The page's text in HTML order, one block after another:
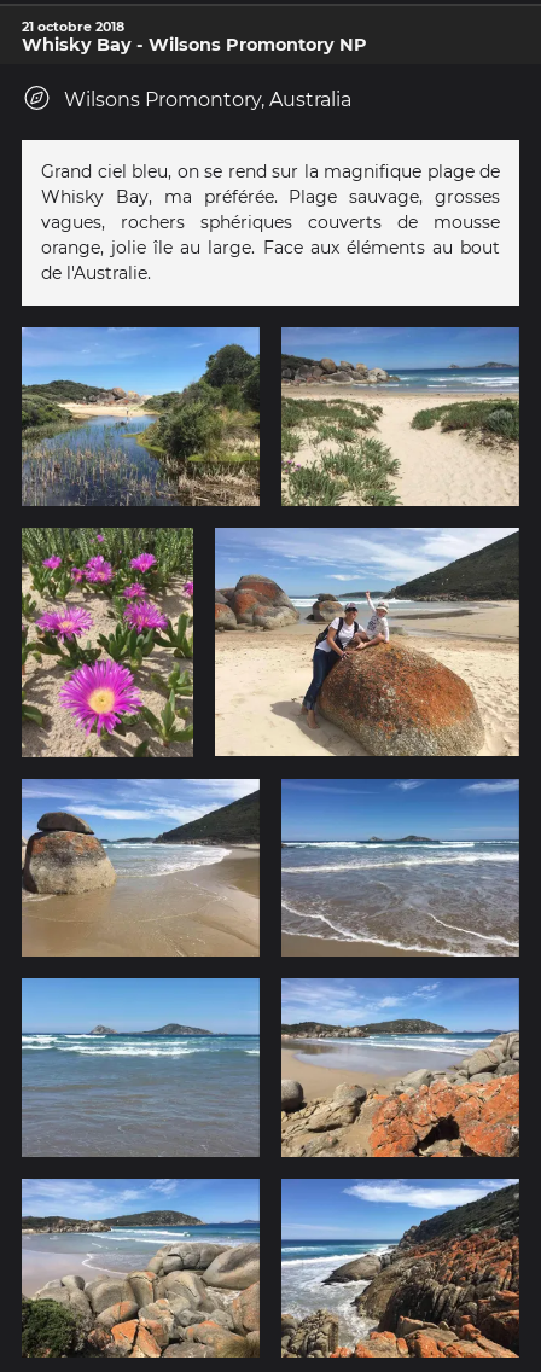
21 octobre 2018
Whisky Bay - Wilsons Promontory NP
Wilsons Promontory, Australia
Grand ciel bleu, on se rend sur la magnifique plage de
Whisky Bay, ma préférée. Plage sauvage, grosses
vagues, rochers sphériques couverts de mousse
orange, jolie île au large. Face aux éléments au bout
de l'Australie.